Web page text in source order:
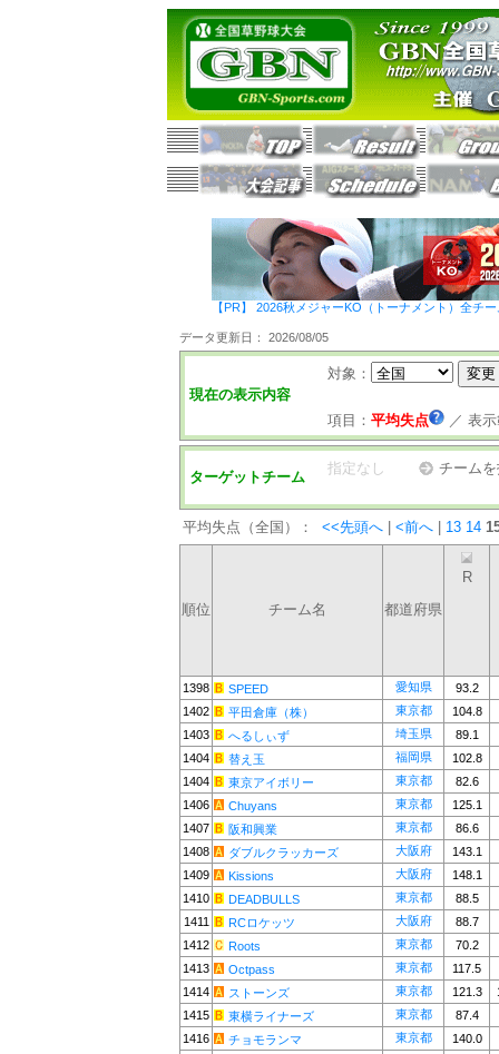
【PR】 2026秋メジャーKO（トーナメント）全チ
データ更新日： 2026/08/05
現在の表示内容
対象：
項目： 平均失点 ／ 表
ターゲットチーム
指定なし チーム
平均失点（全国）： <<先頭へ <前へ 13 14
順位 チーム名 都道府県
R
1398 SPEED 愛知県
93.2
1402
平田倉庫（株） 東京都
104.8
1403
へるしぃず 埼玉県
89.1
1404
替え玉 福岡県
102.8
1404
東京アイボリー 東京都
82.6
1406
Chuyans 東京都
125.1
1407
阪和興業 東京都
86.6
1408
ダブルクラッカーズ 大阪府
143.1
1409
Kissions 大阪府
148.1
1410
DEADBULLS 東京都
88.5
1411
RCロケッツ 大阪府
88.7
1412
Roots 東京都
70.2
1413
Octpass 東京都
117.5
1414
ストーンズ 東京都 121.3
1415
東横ライナーズ 東京都
87.4
1416
チョモランマ 東京都
140.0